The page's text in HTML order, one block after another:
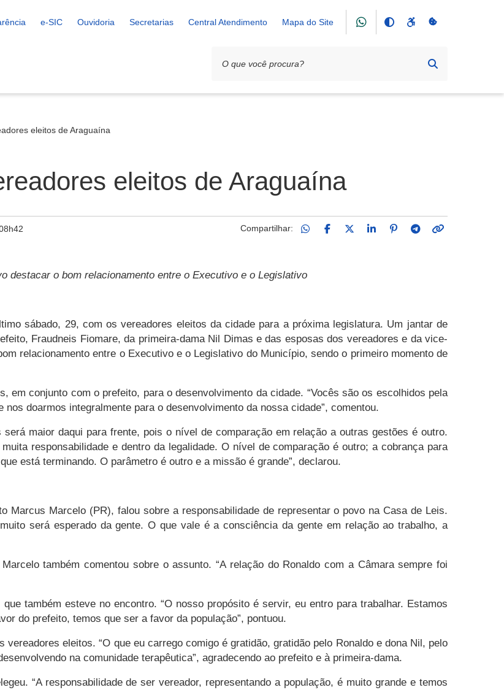
e-SIC Ouvidoria Secretarias Central Atendimento Mapa do Site
eleitos de Araguaína
eleitos de Araguaína
Compartilhar:
destacar o bom relacionamento entre o Executivo e o Legislativo
sábado, 29, com os vereadores eleitos da cidade para a próxima legislatura. Um jantar de
Fraudneis Fiomare, da primeira-dama Nil Dimas e das esposas dos vereadores e da vice-
relacionamento entre o Executivo e o Legislativo do Município, sendo o primeiro momento de
em conjunto com o prefeito, para o desenvolvimento da cidade. “Vocês são os escolhidos pela
doarmos integralmente para o desenvolvimento da nossa cidade”, comentou.
maior daqui para frente, pois o nível de comparação em relação a outras gestões é outro.
responsabilidade e dentro da legalidade. O nível de comparação é outro; a cobrança para
está terminando. O parâmetro é outro e a missão é grande”, declarou.
Marcus Marcelo (PR), falou sobre a responsabilidade de representar o povo na Casa de Leis.
será esperado da gente. O que vale é a consciência da gente em relação ao trabalho, a
também comentou sobre o assunto. “A relação do Ronaldo com a Câmara sempre foi
também esteve no encontro. “O nosso propósito é servir, eu entro para trabalhar. Estamos
do prefeito, temos que ser a favor da população”, pontuou.
eleitos. “O que eu carrego comigo é gratidão, gratidão pelo Ronaldo e dona Nil, pelo
na comunidade terapêutica”, agradecendo ao prefeito e à primeira-dama.
“A responsabilidade de ser vereador, representando a população, é muito grande e temos